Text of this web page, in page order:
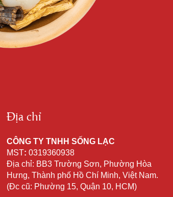
Địa chỉ
CÔNG TY TNHH SỐNG LẠC
MST: 0319360938
Địa chỉ: BB3 Trường Sơn, Phường Hòa
Hưng, Thành phố Hồ Chí Minh, Việt Nam.
(Đc cũ: Phường 15, Quận 10, HCM)